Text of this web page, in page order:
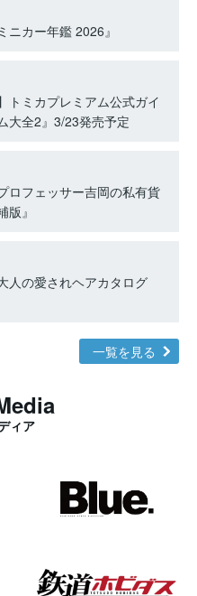
ニカー年鑑 2026』
トミカプレミアム公式ガイ
大全2』3/23発売予定
ロフェッサー吉岡の私有貨
』
人の愛されヘアカタログ
一覧を見る
ィア